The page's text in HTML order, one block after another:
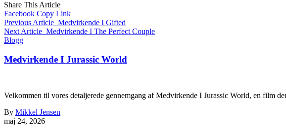
Share This Article
Facebook Copy Link
Previous Article Medvirkende I Gifted
Next Article Medvirkende I The Perfect Couple
Blogg
Medvirkende I Jurassic World
Velkommen til vores detaljerede gennemgang af Medvirkende I Jurassic World, en film
By Mikkel Jensen
maj 24, 2026